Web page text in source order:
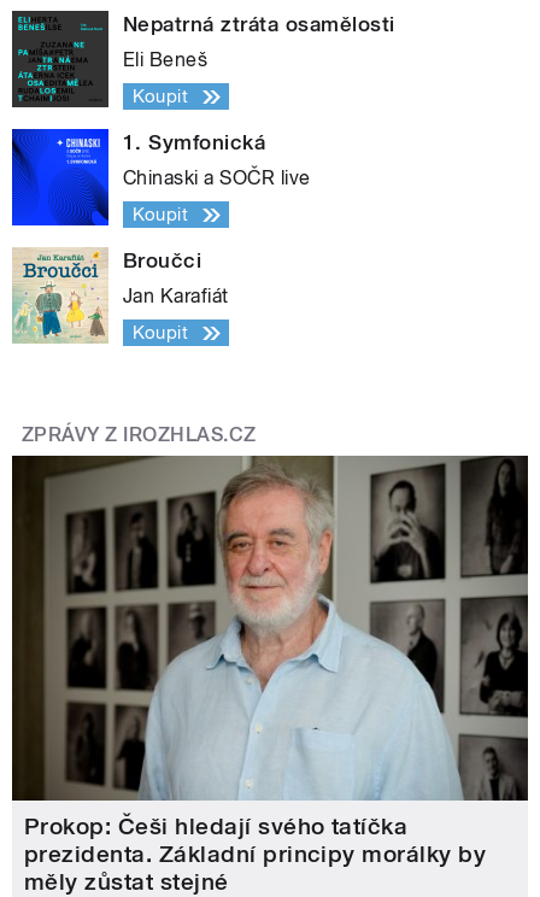
Nepatrná ztráta osamělosti
Eli Beneš
Koupit
1. Symfonická
Chinaski a SOČR live
Koupit
Broučci
Jan Karafiát
Koupit
ZPRÁVY Z IROZHLAS.CZ
Prokop: Češi hledají svého tatíčka
prezidenta. Základní principy morálky by
měly zůstat stejné